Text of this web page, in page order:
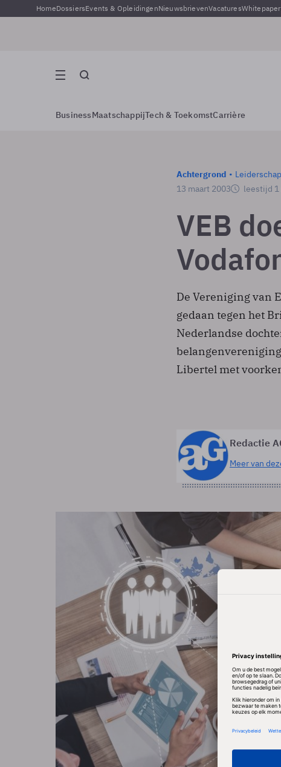
HomeDossiersEvents & OpleidingenNieuwsbrievenVacatures
BusinessMaatschappijTech & ToekomstCarrière
Achtergrond Leiderschap
13 maart 2003 leestijd
VEB
De Vereniging van
gedaan tegen het
Nederlandse
Libertel met
Redactie
Meer van